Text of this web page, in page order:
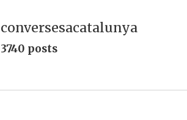
conversesacatalunya
3740 posts